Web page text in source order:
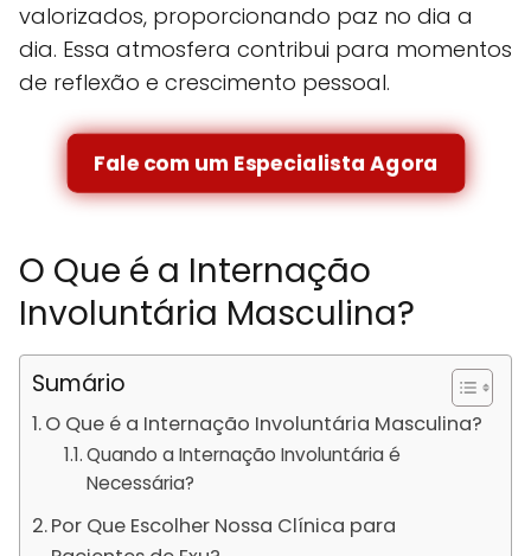
valorizados, proporcionando paz no dia a
dia. Essa atmosfera contribui para momentos
de reflexão e crescimento pessoal.
Fale com um Especialista Agora
O Que é a Internação
Involuntária Masculina?
Sumário
O Que é a Internação Involuntária Masculina?
Quando a Internação Involuntária é
Necessária?
Por Que Escolher Nossa Clínica para